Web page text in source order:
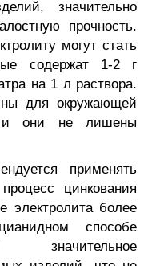
значительно
прочность.
могут стать
содержат 1-2 г
на 1 л раствора.
для окружающей
и они не лишены
применять
цинкования
электролита более
способе
значительное